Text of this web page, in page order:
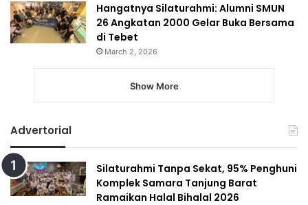
Hangatnya Silaturahmi: Alumni SMUN
26 Angkatan 2000 Gelar Buka Bersama
di Tebet
March 2, 2026
Show More
Advertorial
Silaturahmi Tanpa Sekat, 95% Penghuni
Komplek Samara Tanjung Barat
Ramaikan Halal Bihalal 2026